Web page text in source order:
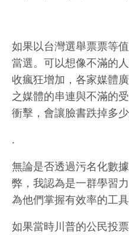
如果以台灣選舉票票等
當選。可以想像不滿的
收瘋狂增加，各家媒體
之媒體的串連與不滿的
衝擊，會讓臉書跌掉多少
.
無論是否透過污名化數
弊，我認為是一群學習
為他們掌握有效率的工具
如果當時川普的公民投